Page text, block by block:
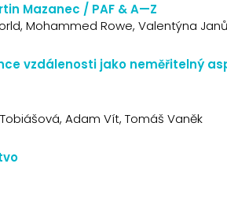
Mazanec / PAF & A—Z
Mohammed Rowe, Valentýna
vzdálenosti jako neměřitelný
Adam Vít, Tomáš Vaněk